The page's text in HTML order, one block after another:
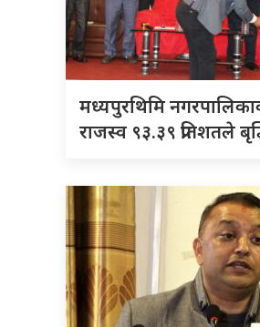
मध्यपुरथिमि
राजस्व ९३.३९ प्रतिशतले